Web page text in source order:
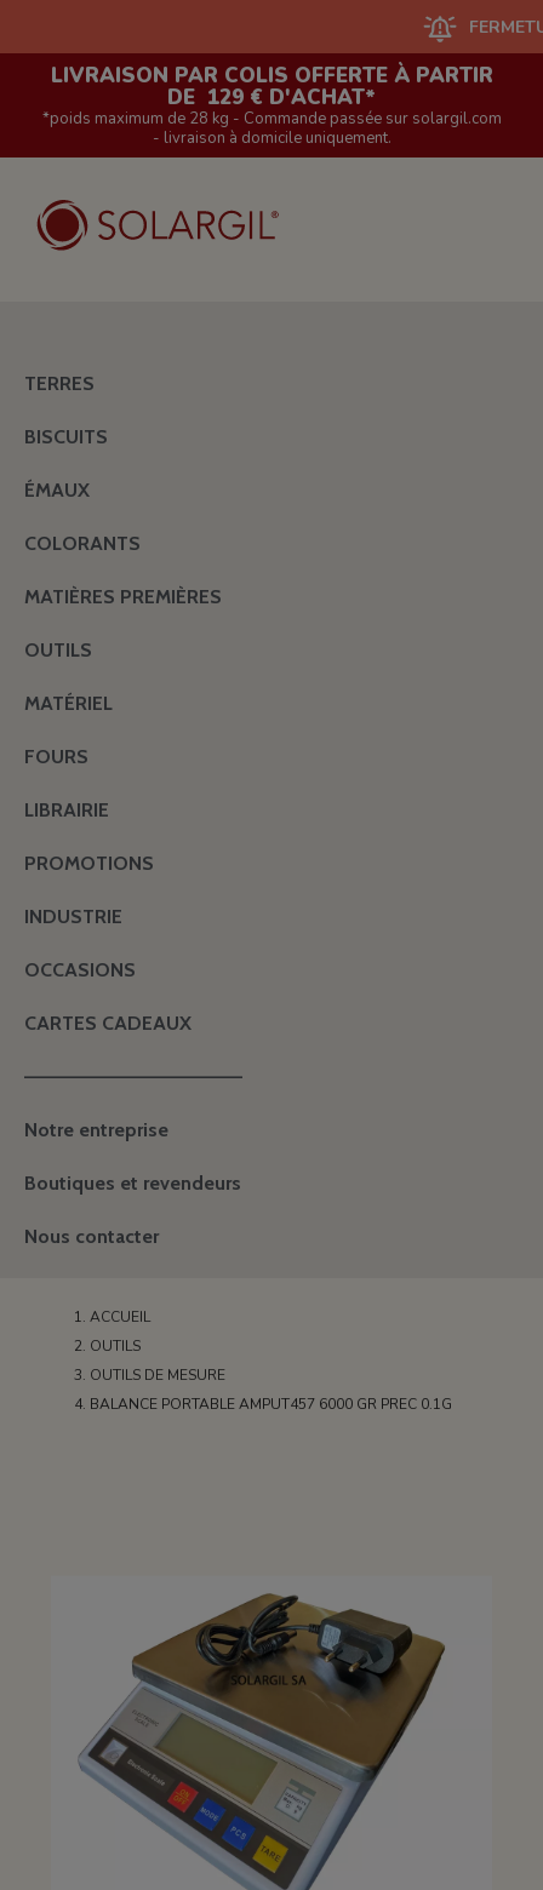
FERMETURE
LIVRAISON PAR COLIS OFFERTE À PARTIR
DE 129 € D'ACHAT*
*poids maximum de 28 kg - Commande passée sur solargil.com
- livraison à domicile uniquement.
TERRES
BISCUITS
ÉMAUX
COLORANTS
MATIÈRES PREMIÈRES
OUTILS
MATÉRIEL
FOURS
LIBRAIRIE
PROMOTIONS
INDUSTRIE
OCCASIONS
CARTES CADEAUX
———————————————
Notre entreprise
Boutiques et revendeurs
Nous contacter
ACCUEIL
OUTILS
OUTILS DE MESURE
BALANCE PORTABLE AMPUT457 6000 GR PREC 0.1G